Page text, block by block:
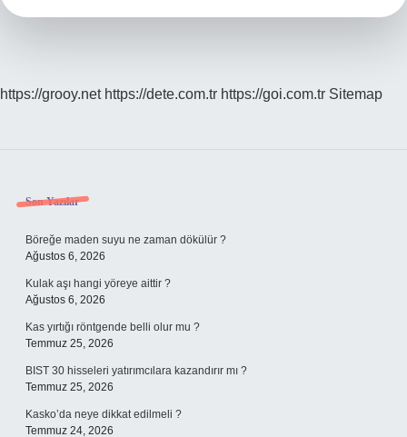
https://grooy.net https://dete.com.tr https://goi.com.tr Sitemap
Sidebar
Son Yazılar
Böreğe maden suyu ne zaman dökülür ?
Ağustos 6, 2026
Kulak aşı hangi yöreye aittir ?
Ağustos 6, 2026
Kas yırtığı röntgende belli olur mu ?
Temmuz 25, 2026
BIST 30 hisseleri yatırımcılara kazandırır mı ?
Temmuz 25, 2026
Kasko’da neye dikkat edilmeli ?
Temmuz 24, 2026